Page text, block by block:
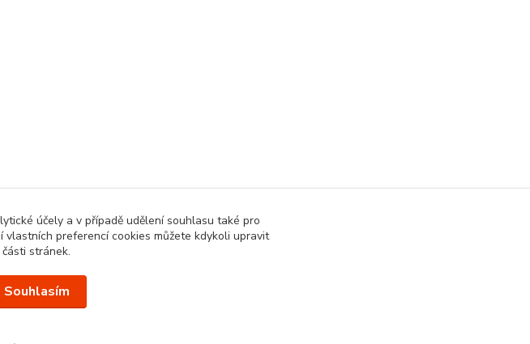
účely a v případě udělení souhlasu také pro
preferencí cookies můžete kdykoli upravit
stránek.
Souhlasím